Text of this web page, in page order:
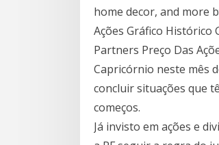
home decor, and more
Ações Gráfico
Partners Preço Das
Capricórnio neste mês
concluir situações que
começos.
Já invisto em ações e